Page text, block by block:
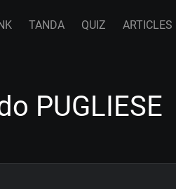
TANDA QUIZ ARTICLES
PUGLIESE